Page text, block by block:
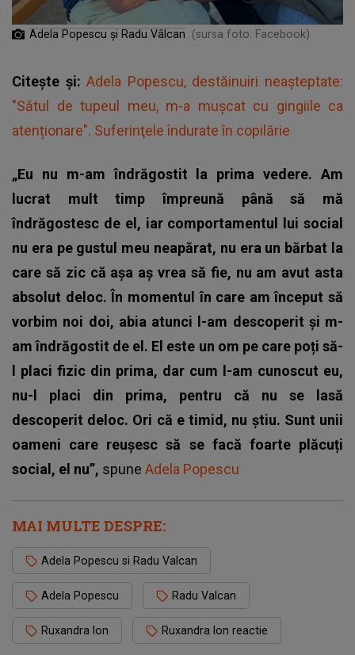
Adela Popescu și Radu Vâlcan (sursa foto: Facebook)
Citește și:Adela Popescu, destăinuiri neașteptate:
"Sătul de tupeul meu, m-a mușcat cu gingiile ca
atenționare". Suferinţele îndurate în copilărie
„Eu nu m-am îndrăgostit la prima vedere. Am
lucrat mult timp împreună până să mă
îndrăgostesc de el, iar comportamentul lui social
nu era pe gustul meu neapărat, nu era un bărbat la
care să zic că așa aș vrea să fie, nu am avut asta
absolut deloc. În momentul în care am început să
vorbim noi doi, abia atunci l-am descoperit și m-
am îndrăgostit de el. El este un om pe care poți să-
l placi fizic din prima, dar cum l-am cunoscut eu,
nu-l placi din prima, pentru că nu se lasă
descoperit deloc. Ori că e timid, nu știu. Sunt unii
oameni care reușesc să se facă foarte plăcuți
social, el nu”, spune Adela Popescu
MAI MULTE DESPRE:
Adela Popescu si Radu Valcan
Adela Popescu Radu Valcan
Ruxandra Ion Ruxandra Ion reactie